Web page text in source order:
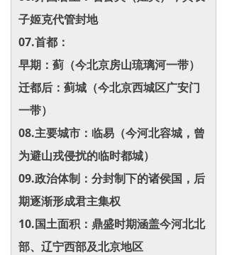
子姬克代管封地‌
07.首都：
早期：蓟（今北京房山琉璃河一带）‌
迁都后：蓟城（今北京西城区广安门
一带）‌
08.主要城市：临易（今河北容城，曾
为避山戎侵扰的临时都城）‌
09.政治体制：分封制下的诸侯国，后
期逐渐形成君主集权‌
10.国土面积：鼎盛时期涵盖今河北北
部、辽宁西部及北京地区‌